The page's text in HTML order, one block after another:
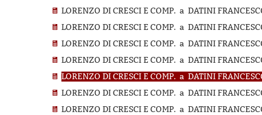
LORENZO DI CRESCI E COMP. a DATINI
LORENZO DI CRESCI E COMP. a DATINI
LORENZO DI CRESCI E COMP. a DATINI
LORENZO DI CRESCI E COMP. a DATINI
LORENZO DI CRESCI E COMP. a DATINI
LORENZO DI CRESCI E COMP. a DATINI
LORENZO DI CRESCI E COMP. a DATINI